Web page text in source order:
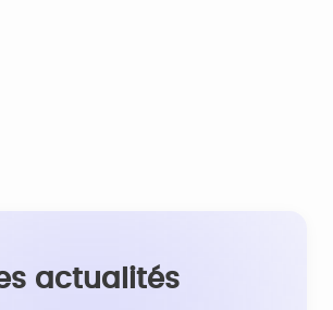
actualités